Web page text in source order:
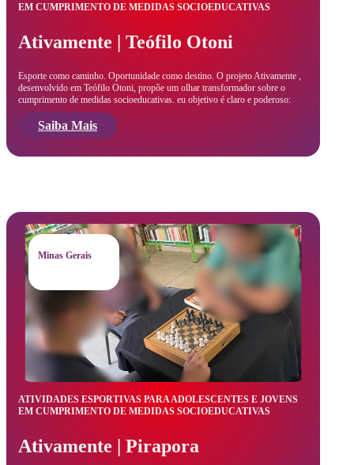
EM CUMPRIMENTO DE MEDIDAS SOCIOEDUCATIVAS
Ativamente | Teófilo Otoni
Esporte como caminho. Oportunidade como destino. O projeto Ativamente ,
desenvolvido em Teófilo Otoni, propõe um olhar transformador sobre o
cumprimento de medidas socioeducativas. eu objetivo é claro e poderoso:
Saiba Mais
Minas Gerais
ATIVIDADES ESPORTIVAS PARA ADOLESCENTES E JOVENS
EM CUMPRIMENTO DE MEDIDAS SOCIOEDUCATIVAS
Ativamente | Pirapora